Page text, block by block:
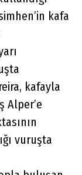
kafa
kafayla
Alper’e
vuruşta